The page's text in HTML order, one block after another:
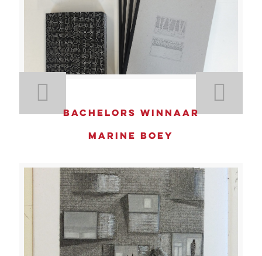
Bachelors winnaar
Marine Boey